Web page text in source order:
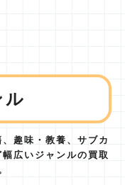
ル
趣味・教養、サブカ
広いジャンルの買取